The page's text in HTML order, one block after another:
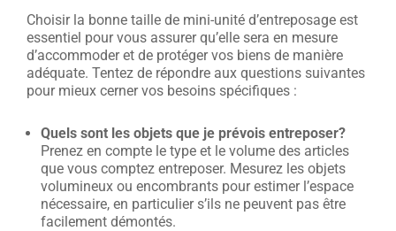
Choisir la bonne taille de mini-unité d’entreposage est
essentiel pour vous assurer qu’elle sera en mesure
d’accommoder et de protéger vos biens de manière
adéquate. Tentez de répondre aux questions suivantes
pour mieux cerner vos besoins spécifiques :
Quels sont les objets que je prévois entreposer?
Prenez en compte le type et le volume des articles
que vous comptez entreposer. Mesurez les objets
volumineux ou encombrants pour estimer l’espace
nécessaire, en particulier s’ils ne peuvent pas être
facilement démontés.